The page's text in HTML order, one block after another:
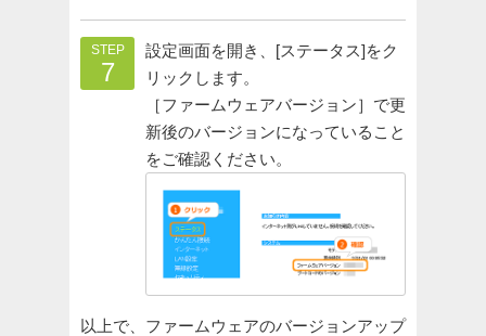
STEP
7
設定画面を開き、[ステータス]をク
リックします。
［ファームウェアバージョン］で更
新後のバージョンになっていること
をご確認ください。
以上で、ファームウェアのバージョンアップ